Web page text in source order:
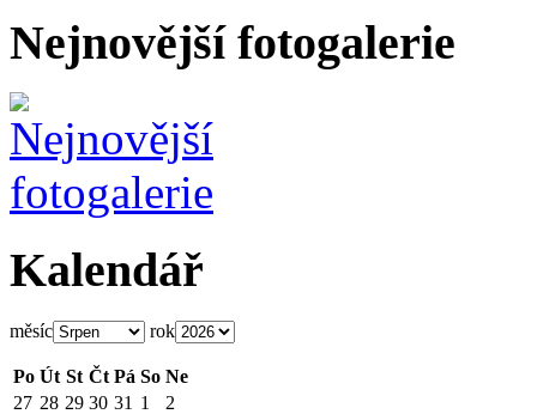
Nejnovější fotogalerie
Kalendář
měsíc rok
Po Út St Čt Pá So Ne
27 28 29 30 31 1
2